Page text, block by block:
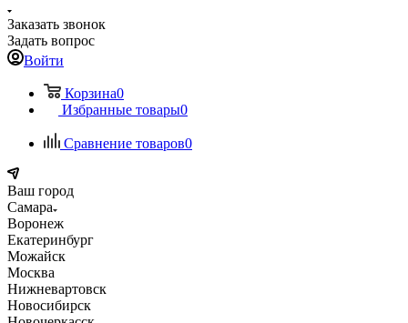
Заказать звонок
Задать вопрос
Войти
Корзина0
Избранные товары0
Сравнение товаров0
Ваш город
Самара
Воронеж
Екатеринбург
Можайск
Москва
Нижневартовск
Новосибирск